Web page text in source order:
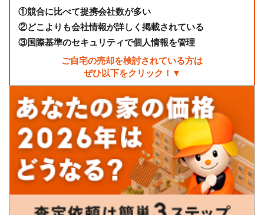
①競合に比べて提携会社数が多い
②どこよりも会社情報が詳しく掲載されている
③国際基準のセキュリティで個人情報を管理
ご自宅の売却を検討されている方は
ぜひ以下をクリック！▼